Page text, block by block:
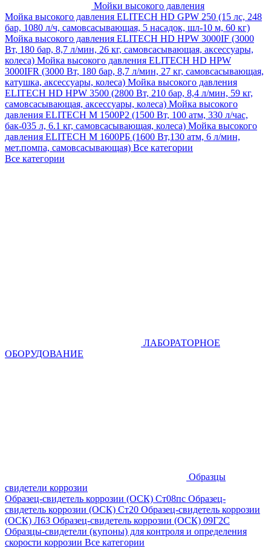
Мойки высокого давления
Мойка высокого давления ELITECH HD GPW 250 (15 лс, 248
бар, 1080 л/ч, самовсасывающая, 5 насадок, шл-10 м, 60 кг)
Мойка высокого давления ELITECH HD HPW 3000IF (3000
Вт, 180 бар, 8,7 л/мин, 26 кг, самовсасывающая, аксессуары,
колеса) Мойка высокого давления ELITECH HD HPW
3000IFR (3000 Вт, 180 бар, 8,7 л/мин, 27 кг, самовсасывающая,
катушка, аксессуары, колеса) Мойка высокого давления
ELITECH HD HPW 3500 (2800 Вт, 210 бар, 8,4 л/мин, 59 кг,
самовсасывающая, аксессуары, колеса) Мойка высокого
давления ELITECH M 1500P2 (1500 Вт, 100 атм, 330 л/час,
бак-035 л, 6.1 кг, самовсасывающая, колеса) Мойка высокого
давления ELITECH М 1600РБ (1600 Вт,130 атм, 6 л/мин,
мет.помпа, самовсасывающая) Все категории
Все категории
ЛАБОРАТОРНОЕ
ОБОРУДОВАНИЕ
Образцы
свидетели коррозии
Образец-свидетель коррозии (ОСК) Ст08пс Образец-
свидетель коррозии (ОСК) Ст20 Образец-свидетель коррозии
(ОСК) Л63 Образец-свидетель коррозии (ОСК) 09Г2С
Образцы-свидетели (купоны) для контроля и определения
скорости коррозии Все категории